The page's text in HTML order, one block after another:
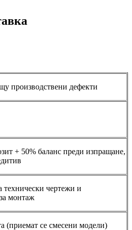
производствени дефекти
+ 50% баланс преди изпращане,
технически чертежи и
монтаж
(приемат се смесени модели)